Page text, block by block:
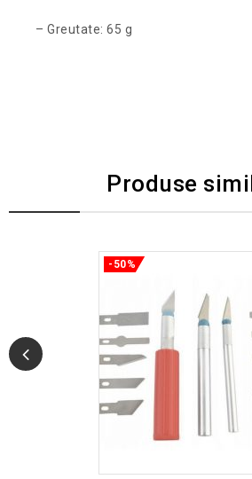
– Greutate: 65 g
Produse
-50%